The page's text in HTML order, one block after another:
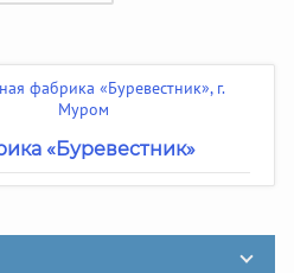
«Буревестник»